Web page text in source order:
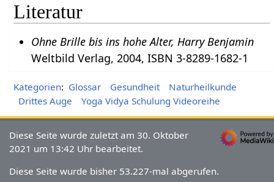
Literatur
Ohne Brille bis ins hohe Alter, Harry Benjamin
Weltbild Verlag, 2004, ISBN 3-8289-1682-1
Kategorien: Glossar Gesundheit
Naturheilkunde
Drittes Auge
Yoga Vidya Schulung Videoreihe
Diese Seite wurde zuletzt am 30. Oktober
2021 um 13:42 Uhr bearbeitet.
Diese Seite wurde bisher 53.227-mal abgerufen.